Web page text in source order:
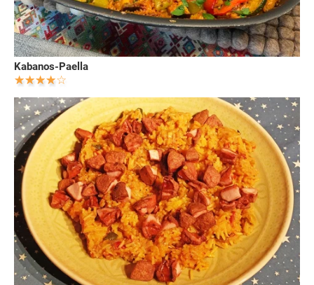
Kabanos-Paella